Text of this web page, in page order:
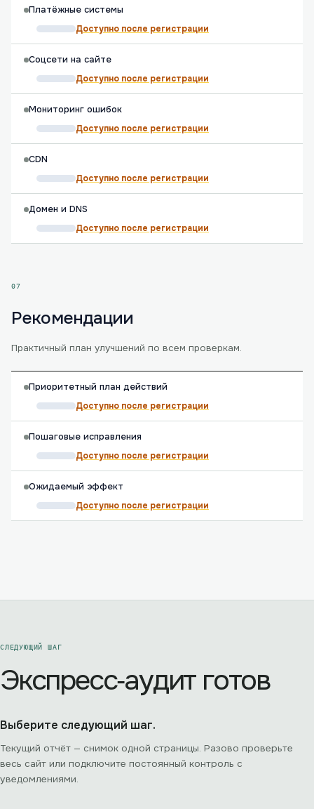
Платёжные системы
Доступно после регистрации
Соцсети на сайте
Доступно после регистрации
Мониторинг ошибок
Доступно после регистрации
CDN
Доступно после регистрации
Домен и DNS
Доступно после регистрации
07
Рекомендации
Практичный план улучшений по всем проверкам.
Приоритетный план действий
Доступно после регистрации
Пошаговые исправления
Доступно после регистрации
Ожидаемый эффект
Доступно после регистрации
СЛЕДУЮЩИЙ ШАГ
Экспресс‑аудит готов
Выберите следующий шаг.
Текущий отчёт — снимок одной страницы. Разово проверьте
весь сайт или подключите постоянный контроль с
уведомлениями.